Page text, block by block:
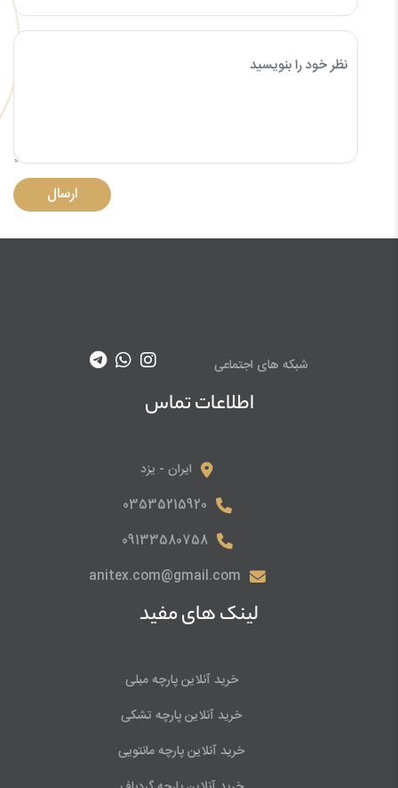
ارسال
شبکه های اجتماعی
اطلاعات تماس
ایران - یزد
03535215920
09133580758
anitex.com@gmail.com
لینک های مفید
خرید آنلاین پارچه مبلی
خرید آنلاین پارچه تشکی
خرید آنلاین پارچه مانتویی